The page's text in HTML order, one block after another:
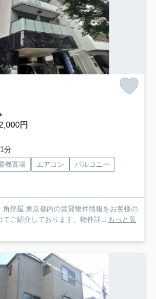
円
分
機置場 エアコン
バルコニー
部屋 東京都内の賃貸物件情報をお客様の
ご紹介しております。物件詳...
もっと見